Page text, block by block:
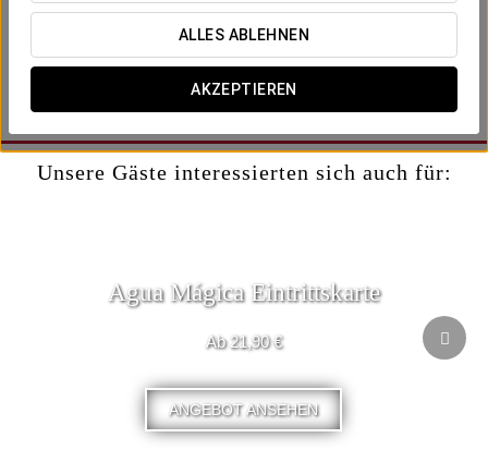
ALLES ABLEHNEN
AKZEPTIEREN
-Cava.
-Late Check-out bis 15:00 Uhr (je nach Verfügbarkeit).
Unsere Gäste interessierten sich auch für:
Agua Mágica Eintrittskarte
Ab 21,90 €
ANGEBOT ANSEHEN